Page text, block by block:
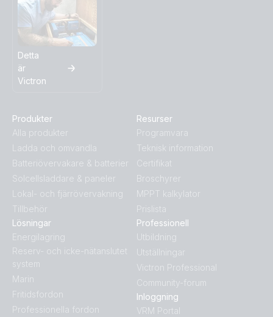
Detta
är
Victron
Produkter
Alla produkter
Ladda och omvandla
Batteriövervakare & batterier
Solcellsladdare & paneler
Lokal- och fjärrövervakning
Tillbehör
Lösningar
Energilagring
Reserv- och icke-nätanslutet
system
Marin
Fritidsfordon
Professionella fordon
Resurser
Programvara
Teknisk information
Certifikat
Broschyrer
MPPT kalkylator
Prislista
Professionell
Utbildning
Utställningar
Victron Professional
Community-forum
Inloggning
VRM Portal